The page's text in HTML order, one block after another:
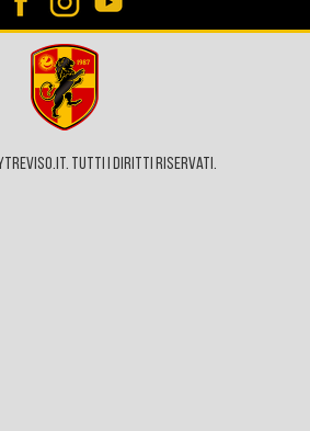
Tutti i diritti riservati.